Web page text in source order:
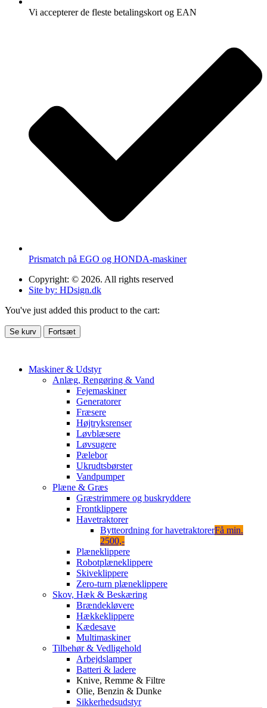
Vi accepterer de fleste betalingskort og EAN
Prismatch på EGO og HONDA-maskiner
Copyright: © 2026. All rights reserved
Site by: HDsign.dk
You've just added this product to the cart:
Se kurv Fortsæt
Maskiner & Udstyr
Anlæg, Rengøring & Vand
Fejemaskiner
Generatorer
Fræsere
Højtryksrenser
Løvblæsere
Løvsugere
Pælebor
Ukrudtsbørster
Vandpumper
Plæne & Græs
Græstrimmere og buskryddere
Frontklippere
Havetraktorer
Bytteordning for havetraktorerFå min.
2500,-
Plæneklippere
Robotplæneklippere
Skiveklippere
Zero-turn plæneklippere
Skov, Hæk & Beskæring
Brændekløvere
Hækkeklippere
Kædesave
Multimaskiner
Tilbehør & Vedligehold
Arbejdslamper
Batteri & ladere
Knive, Remme & Filtre
Olie, Benzin & Dunke
Sikkerhedsudstyr